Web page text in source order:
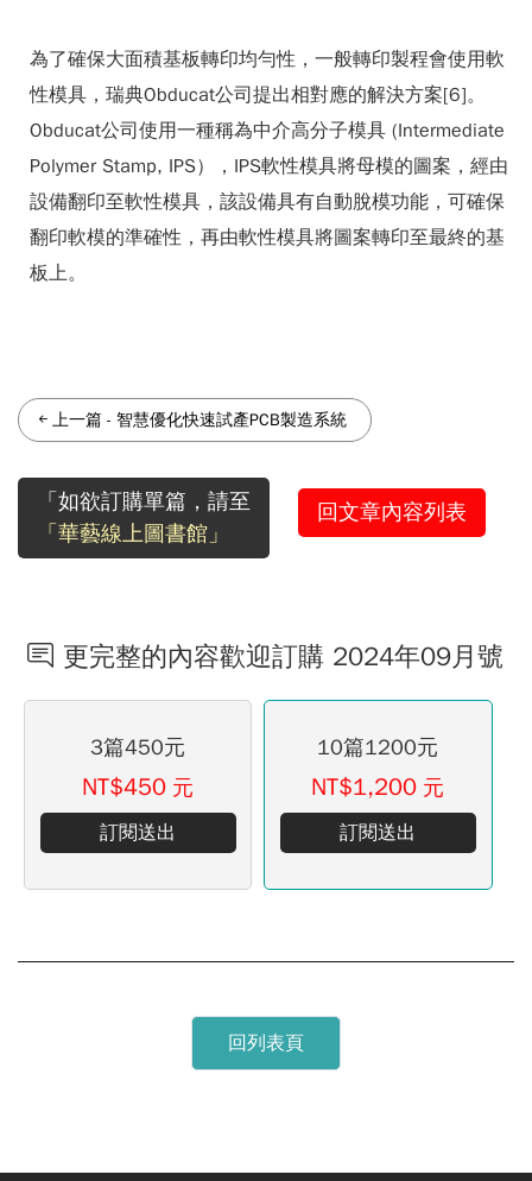
為了確保大面積基板轉印均勻性，一般轉印製程會使用軟
性模具，瑞典Obducat公司提出相對應的解決方案[6]。
Obducat公司使用一種稱為中介高分子模具 (Intermediate
Polymer Stamp, IPS），IPS軟性模具將母模的圖案，經由
設備翻印至軟性模具，該設備具有自動脫模功能，可確保
翻印軟模的準確性，再由軟性模具將圖案轉印至最終的基
板上。
上一篇 - 智慧優化快速試產PCB製造系統
「如欲訂購單篇，請至
「華藝線上圖書館」
回文章內容列表
更完整的內容歡迎訂購 2024年09月號
3篇450元
NT$450 元
訂閱送出
10篇1200元
NT$1,200 元
訂閱送出
回列表頁